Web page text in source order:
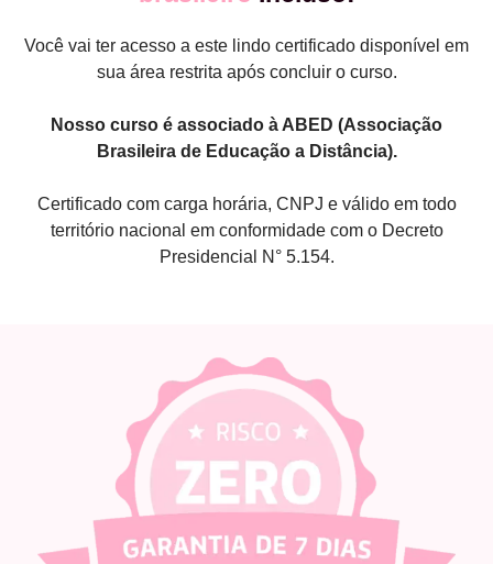
Você vai ter acesso a este lindo certificado disponível em
sua área restrita após concluir o curso.
Nosso curso é associado à ABED (Associação
Brasileira de Educação a Distância).
Certificado com carga horária, CNPJ e válido em todo
território nacional em conformidade com o Decreto
Presidencial N° 5.154.